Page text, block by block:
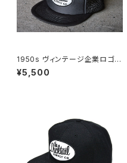
1950s ヴィンテージ企業ロゴモ
チーフ 刺繍 ワッペン OTTO社
製ボディ メッシュキャップ トラッ
¥5,500